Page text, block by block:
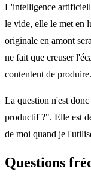
L'intelligence
le vide, elle le met en
originale en amont
ne fait que creuser
contentent de produire.
La question n'est
productif ?". Elle est
de moi quand je
Questions